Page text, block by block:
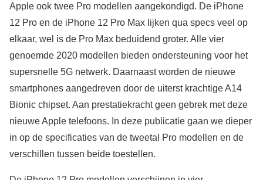
Apple ook twee Pro modellen aangekondigd. De iPhone
12 Pro en de iPhone 12 Pro Max lijken qua specs veel op
elkaar, wel is de Pro Max beduidend groter. Alle vier
genoemde 2020 modellen bieden ondersteuning voor het
supersnelle 5G netwerk. Daarnaast worden de nieuwe
smartphones aangedreven door de uiterst krachtige A14
Bionic chipset. Aan prestatiekracht geen gebrek met deze
nieuwe Apple telefoons. In deze publicatie gaan we dieper
in op de specificaties van de tweetal Pro modellen en de
verschillen tussen beide toestellen.